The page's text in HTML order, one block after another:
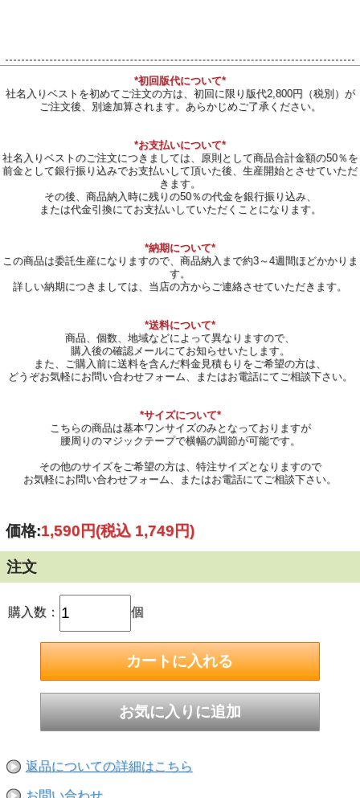
*初回版代について*
社名入りベストを初めてご注文の方は、初回に限り版代2,800円（税別）が
ご注文後、別途加算されます。あらかじめご了承ください。
*お支払いについて*
社名入りベストのご注文につきましては、原則として商品合計金額の50％を
前金として銀行振り込みでお支払いして頂いた後、生産開始とさせていただ
きます。
その後、商品納入時に残りの50％の代金を銀行振り込み、
または代金引換にてお支払いしていただくことになります。
*納期について*
この商品は委託生産になりますので、商品納入まで約3～4週間ほどかかりま
す。
詳しい納期につきましては、当店の方からご連絡させていただきます。
*送料について*
商品、個数、地域などによって異なりますので、
購入後の確認メールにてお知らせいたします。
また、ご購入前に送料を含んだ料金見積もりをご希望の方は、
どうぞお気軽にお問い合わせフォーム、またはお電話にてご相談下さい。
*サイズについて*
こちらの商品は基本ワンサイズのみとなっておりますが
腰周りのマジックテープで横幅の調節が可能です。
その他のサイズをご希望の方は、特注サイズとなりますので
お気軽にお問い合わせフォーム、またはお電話にてご相談下さい。
価格:1,590円(税込 1,749円)
注文
購入数： 個
返品についての詳細はこちら